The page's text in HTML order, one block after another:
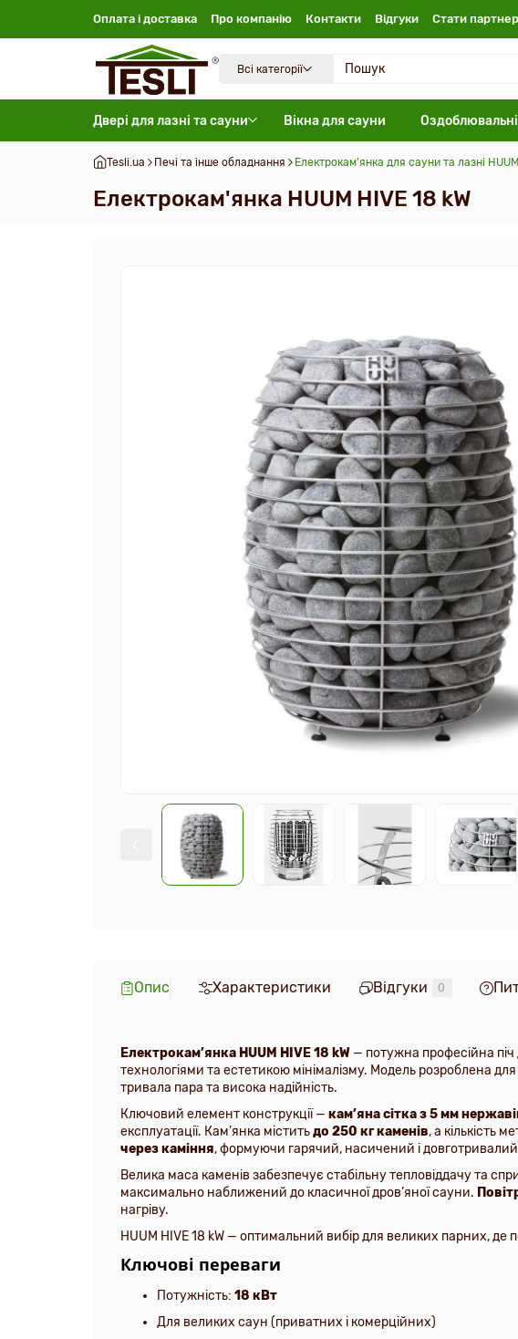
Оплата і доставка Про компанію Контакти Відгуки Стати
Всі категорії
Двері для лазні та сауни Вікна для сауни
Tesli.ua Печі та інше обладнання Електрокам'янка для сауни та лазні
Електрокам'янка HUUM HIVE 18 kW
Опис Характеристики Відгуки 0
Електрокам’янка HUUM HIVE 18 kW — потужна професійна піч
технологіями та естетикою мінімалізму. Модель розроблена для
тривала пара та висока надійність.
Ключовий елемент конструкції — кам’яна сітка з 5 мм
експлуатації. Кам’янка міститьдо 250 кг каменів, а кількість
через каміння, формуючи гарячий, насичений і
Велика маса каменів забезпечує стабільну тепловіддачу та
максимально наближений до класичної дров’яної сауни.
нагріву.
HUUM HIVE 18 kW — оптимальний вибір для великих парних, де
Ключові переваги
Потужність: 18 кВт
Для великих саун (приватних і комерційних)